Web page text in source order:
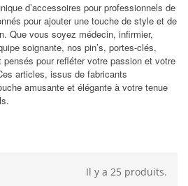
d’accessoires pour professionnels de
pour ajouter une touche de style et de
Que vous soyez médecin, infirmier,
soignante, nos pin’s, portes-clés,
pour refléter votre passion et votre
articles, issus de fabricants
amusante et élégante à votre tenue
Il y a 25 produits.